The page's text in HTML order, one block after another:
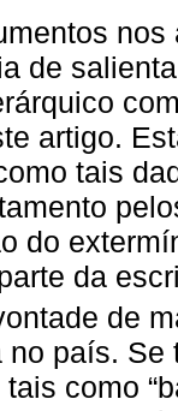
de
artigo.
tais
do
da
de
país.
como